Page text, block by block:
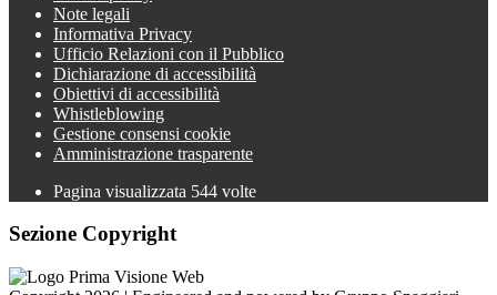
Note legali
Informativa Privacy
Ufficio Relazioni con il Pubblico
Dichiarazione di accessibilità
Obiettivi di accessibilità
Whistleblowing
Gestione consensi cookie
Amministrazione trasparente
Pagina visualizzata 544 volte
Sezione Copyright